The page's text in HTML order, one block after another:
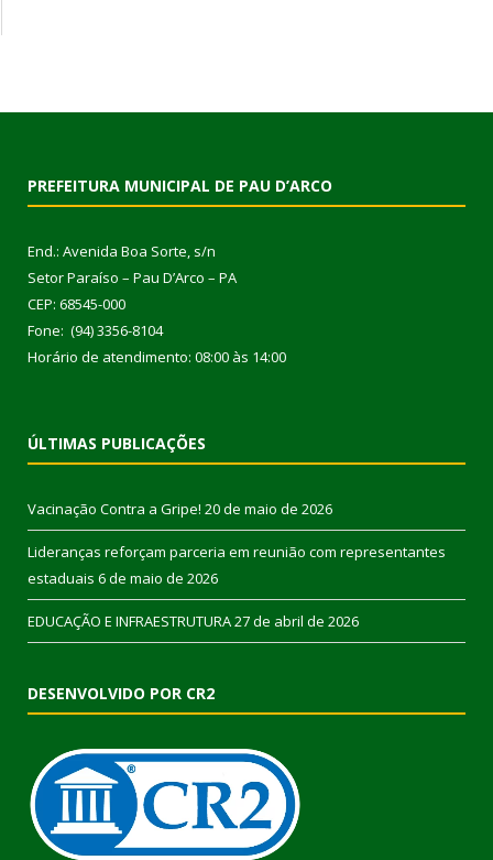
PREFEITURA MUNICIPAL DE PAU D’ARCO
End.: Avenida Boa Sorte, s/n
Setor Paraíso – Pau D’Arco – PA
CEP: 68545-000
Fone: (94) 3356-8104
Horário de atendimento: 08:00 às 14:00
ÚLTIMAS PUBLICAÇÕES
Vacinação Contra a Gripe! 20 de maio de 2026
Lideranças reforçam parceria em reunião com representantes
estaduais 6 de maio de 2026
EDUCAÇÃO E INFRAESTRUTURA27 de abril de 2026
DESENVOLVIDO POR CR2